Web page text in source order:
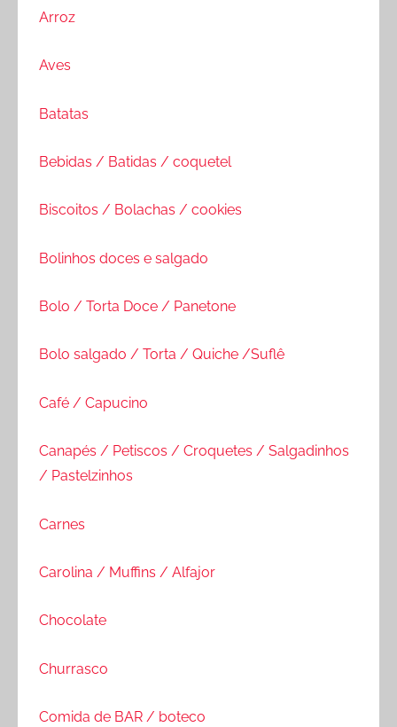
Arroz
Aves
Batatas
Bebidas / Batidas / coquetel
Biscoitos / Bolachas / cookies
Bolinhos doces e salgado
Bolo / Torta Doce / Panetone
Bolo salgado / Torta / Quiche /Suflê
Café / Capucino
Canapés / Petiscos / Croquetes / Salgadinhos
/ Pastelzinhos
Carnes
Carolina / Muffins / Alfajor
Chocolate
Churrasco
Comida de BAR / boteco